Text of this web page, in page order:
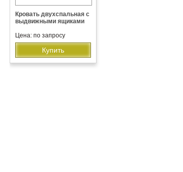
Кровать двухспальная с
выдвижными ящиками
Цена: по запросу
Купить